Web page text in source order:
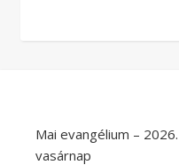
Mai evangélium –
vasárnap